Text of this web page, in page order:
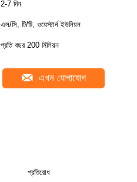
2-7 দিন
এল/সি, টি/টি, ওয়েস্টার্ন ইউনিয়ন
প্রতি বছর 200 মিলিয়ন
এখন যোগাযোগ
প্রতিরোধ